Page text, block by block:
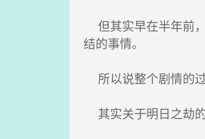
但其实早在半年前
结的事情。
所以说整个剧情的
其实关于明日之劫